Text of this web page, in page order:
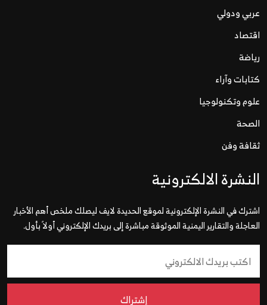
عربي ودولي
اقتصاد
رياضة
كتابات وآراء
علوم وتكنولوجيا
الصحة
ثقافة وفن
النشرة الالكترونية
اشترك في النشرة الإلكترونية لموقع الحديدة لايف ليصلك ملخص أهم الأخبار
العاجلة والتقارير اليمنية الموثوقة مباشرة إلى بريدك الإلكتروني أولاً بأول.
إشتراك